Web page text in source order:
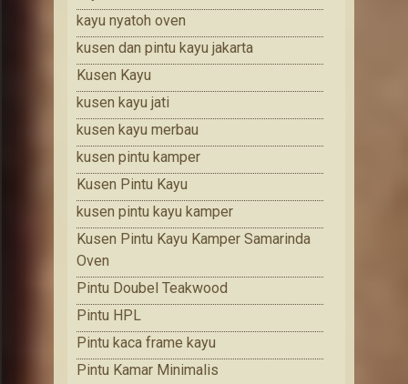
kayu nyatoh oven
kusen dan pintu kayu jakarta
Kusen Kayu
kusen kayu jati
kusen kayu merbau
kusen pintu kamper
Kusen Pintu Kayu
kusen pintu kayu kamper
Kusen Pintu Kayu Kamper Samarinda
Oven
Pintu Doubel Teakwood
Pintu HPL
Pintu kaca frame kayu
Pintu Kamar Minimalis